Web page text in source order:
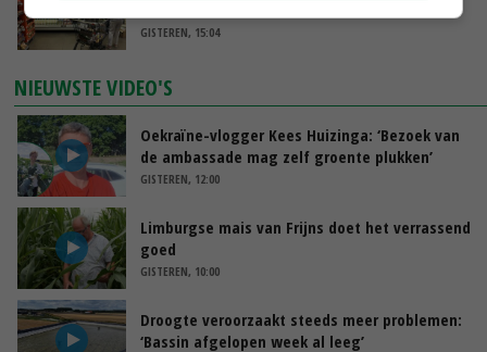
GISTEREN, 15:04
NIEUWSTE VIDEO'S
Oekraïne-vlogger Kees Huizinga: ‘Bezoek van
de ambassade mag zelf groente plukken’
GISTEREN, 12:00
Limburgse mais van Frijns doet het verrassend
goed
GISTEREN, 10:00
Droogte veroorzaakt steeds meer problemen:
‘Bassin afgelopen week al leeg’